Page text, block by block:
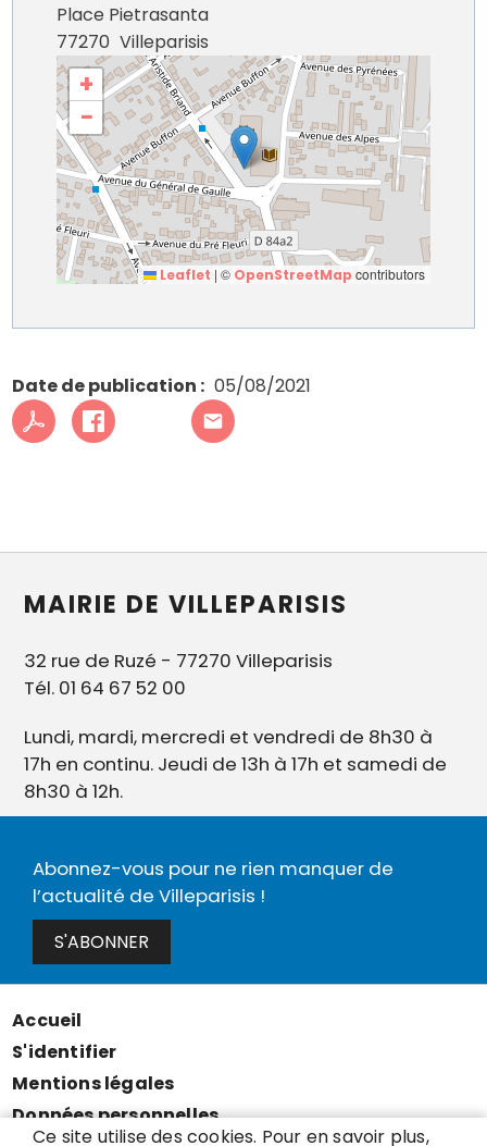
Place Pietrasanta
77270 Villeparisis
+
−
Leaflet | © OpenStreetMap contributors
Date de publication 05/08/2021
MAIRIE DE VILLEPARISIS
32 rue de Ruzé - 77270 Villeparisis
Tél. 01 64 67 52 00
Lundi, mardi, mercredi et vendredi de 8h30 à
17h en continu. Jeudi de 13h à 17h et samedi de
8h30 à 12h.
Abonnez-vous pour ne rien manquer de
l’actualité de Villeparisis !
S'ABONNER
Menu
Pied
de
page
Accueil
S'identifier
Mentions légales
Données personnelles
Ce site utilise des cookies. Pour en savoir plus,